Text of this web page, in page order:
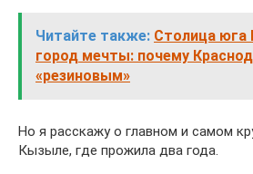
Читайте также: Столица юга
город мечты: почему
«резиновым»
Но я расскажу о главном и самом
Кызыле, где прожила два года.